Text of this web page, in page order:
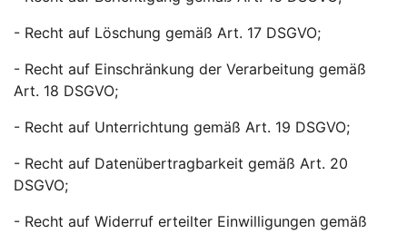
- Recht auf Löschung gemäß Art. 17 DSGVO;
- Recht auf Einschränkung der Verarbeitung gemäß
Art. 18 DSGVO;
- Recht auf Unterrichtung gemäß Art. 19 DSGVO;
- Recht auf Datenübertragbarkeit gemäß Art. 20
DSGVO;
- Recht auf Widerruf erteilter Einwilligungen gemäß